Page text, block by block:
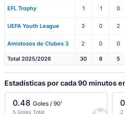
EFL Trophy 1 1 0
UEFA Youth League 3 0 2
Amistosos de Clubes 3 2 0 0
Total 2025/2026 30 8 5
Estadísticas por cada 90 minutos
0.48 Goles / 90'
5 Goles Total
2